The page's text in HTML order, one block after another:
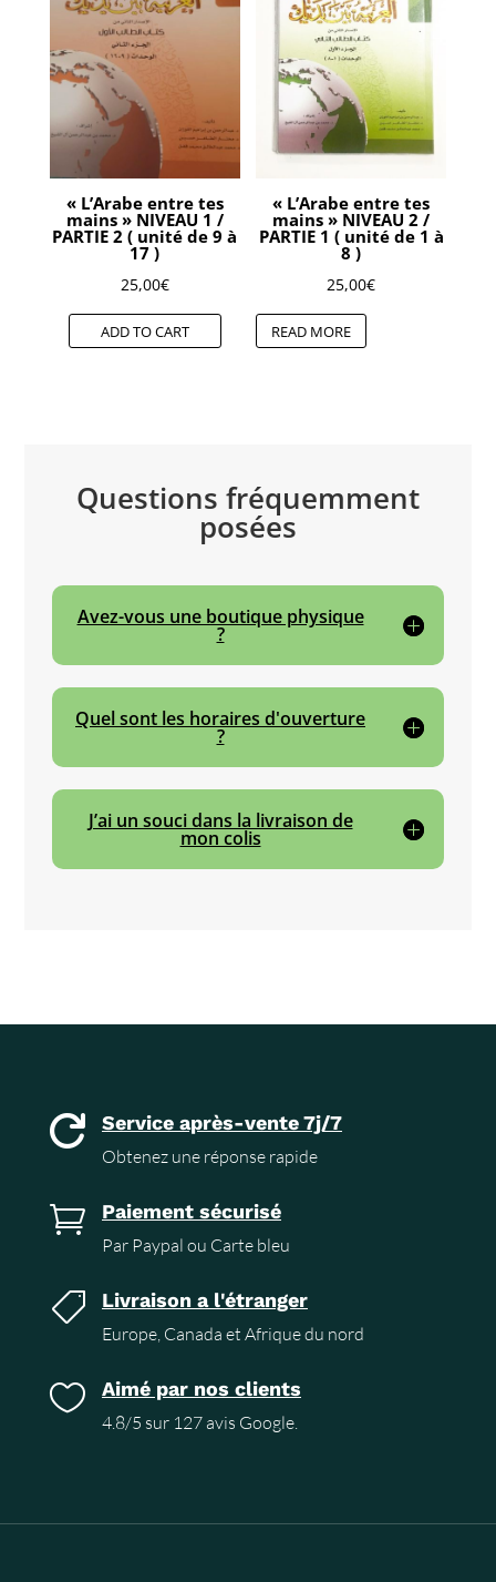
« L’Arabe entre tes
mains » NIVEAU 1 /
PARTIE 2 ( unité de 9 à
17 )
25,00€
ADD TO CART
« L’Arabe entre tes
mains » NIVEAU 2 /
PARTIE 1 ( unité de 1 à
8 )
25,00€
READ MORE
Questions fréquemment
posées
Avez-vous une boutique physique
?
Quel sont les horaires d'ouverture
?
J’ai un souci dans la livraison de
mon colis
 Service après-vente 7j/7
Obtenez une réponse rapide
 Paiement sécurisé
Par Paypal ou Carte bleu
 Livraison a l'étranger
Europe, Canada et Afrique du nord
 Aimé par nos clients
4.8/5 sur 127 avis Google.